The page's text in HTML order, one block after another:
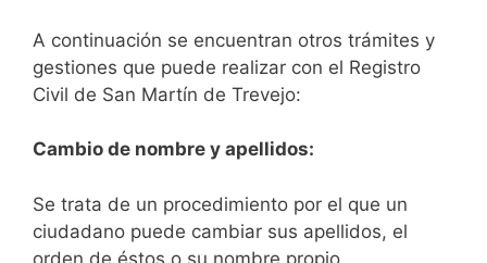
A continuación se encuentran otros trámites y
gestiones que puede realizar con el Registro
Civil de San Martín de Trevejo:
Cambio de nombre y apellidos:
Se trata de un procedimiento por el que un
ciudadano puede cambiar sus apellidos, el
orden de éstos o su nombre propio.